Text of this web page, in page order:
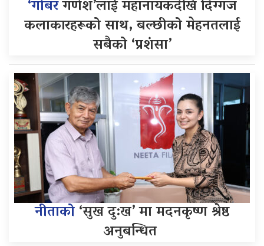
‘गोबरगणेश’लाई महानायकदेखि दिग्गज
कलाकारहरूको साथ, बल्छीको मेहनतलाई
सबैको ‘प्रशंसा’
नीताको‘सुख दु:ख’ मा मदनकृष्ण श्रेष्ठ
अनुबन्धित